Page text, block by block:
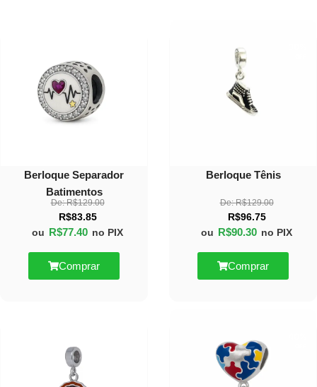
Berloque Separador
Batimentos
De:R$129.00
R$83.85
ou R$77.40 no PIX
Comprar
Berloque Tênis
De:R$129.00
R$96.75
ou R$90.30 no PIX
Comprar